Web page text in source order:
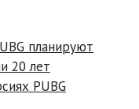
планируют
20 лет
PUBG